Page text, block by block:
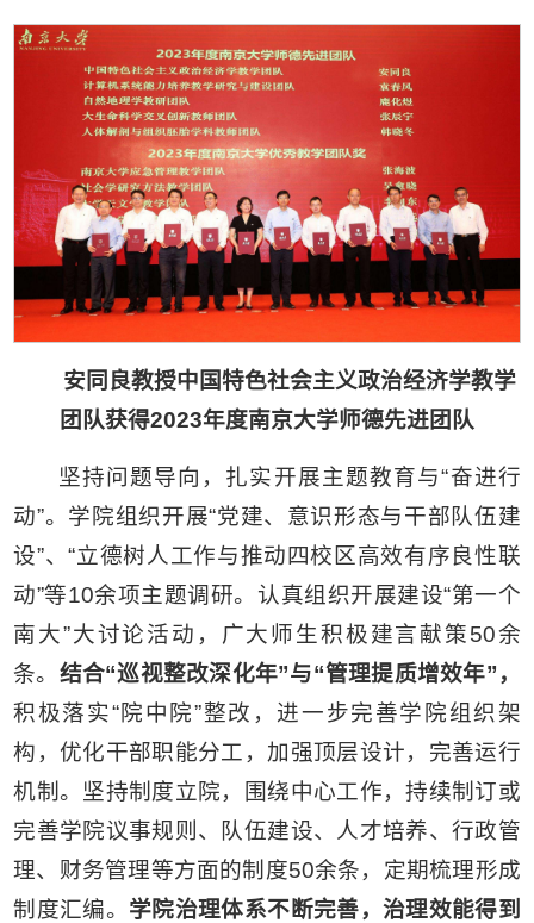
安同良教授中国特色社会主义政治经济学教学
团队获得2023年度南京大学师德先进团队
坚持问题导向，扎实开展主题教育与“奋进行
动”。学院组织开展“党建、意识形态与干部队伍建
设”、“立德树人工作与推动四校区高效有序良性联
动”等10余项主题调研。认真组织开展建设“第一个
南大”大讨论活动，广大师生积极建言献策50余
条。 结合“巡视整改深化年”与“管理提质增效年”，
积极落实“院中院”整改，进一步完善学院组织架
构，优化干部职能分工，加强顶层设计，完善运行
机制。坚持制度立院，围绕中心工作，持续制订或
完善学院议事规则、队伍建设、人才培养、行政管
理、财务管理等方面的制度50余条，定期梳理形成
制度汇编。 学院治理体系不断完善，治理效能得到